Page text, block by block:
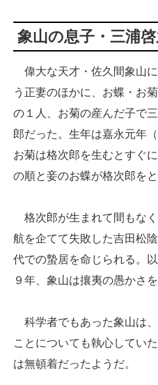
象山の息子・三浦
偉大な天才・佐久間象山
う正妻のほかに、お蝶・お
の１人、お菊の産んだ子で
郎だった。生年は嘉永元年
お菊は格次郎を生むとすぐ
の順と妾のお蝶が格次郎を
格次郎が生まれて間もな
航を企てて失敗した吉田松
代での蟄居を命じられる。
９年、象山は攘夷の愚かさ
科学者でもあった象山は
ことについても執心してい
は無頓着だったようだ。